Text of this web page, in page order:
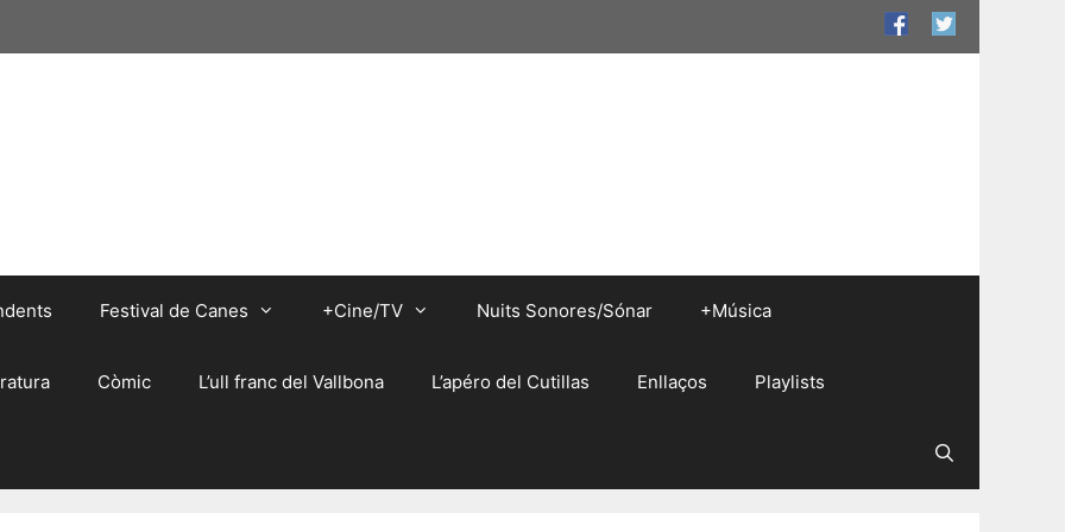
Festival de Canes +Cine/TV Nuits Sonores/Sónar +Música
Còmic L’ull franc del Vallbona L’apéro del Cutillas Enllaços Playlists